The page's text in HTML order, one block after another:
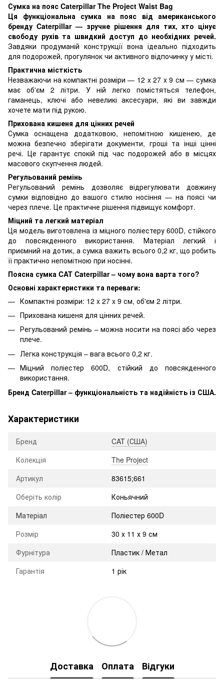
Сумка на пояс Caterpillar The Project Waist Bag
Ця функціональна сумка на пояс від американського
бренду Caterpillar — зручне рішення для тих, хто цінує
свободу рухів та швидкий доступ до необхідних речей.
Завдяки продуманій конструкції вона ідеально підходить
для подорожей, прогулянок чи активного відпочинку у місті.
Практична місткість
Незважаючи на компактні розміри — 12 x 27 x 9 см — сумка
має об'єм 2 літри. У ній легко помістяться телефон,
гаманець, ключі або невеликі аксесуари, які ви завжди
хочете мати під рукою.
Прихована кишеня для цінних речей
Сумка оснащена додатковою, непомітною кишенею, де
можна безпечно зберігати документи, гроші та інші цінні
речі. Це гарантує спокій під час подорожей або в місцях
масового скупчення людей.
Регульований ремінь
Регульований ремінь дозволяє відрегулювати довжину
сумки відповідно до вашого стилю носіння — на поясі чи
через плече. Це практичне рішення підвищує комфорт.
Міцний та легкий матеріал
Ця модель виготовлена ​​із міцного поліестеру 600D, стійкого
до повсякденного використання. Матеріал легкий і
приємний на дотик, а сумка важить всього 0,2 кг, що робить
її практично непомітною при носінні.
Поясна сумка CAT Caterpillar – чому вона варта того?
Основні характеристики та переваги:
Компактні розміри: 12 x 27 x 9 см, об'єм 2 літри.
Прихована кишеня для цінних речей.
Регульований ремінь – можна носити на поясі або через
плече.
Легка конструкція – вага всього 0,2 кг.
Міцний поліестер 600D, стійкий до повсякденного
використання.
Бренд Caterpillar – функціональність та надійність із США.
Характеристики
Бренд
CAT (США)
Колекція
The Project
Артикул
83615;661
Оберіть колір
Коньячний
Матеріал
Поліестер 600D
Розмір
30 х 11 х 9 см
Фурнітура
Пластик / Метал
Гарантія
1 рік
Доставка Оплата Відгуки